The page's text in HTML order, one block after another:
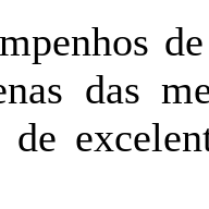
das
de